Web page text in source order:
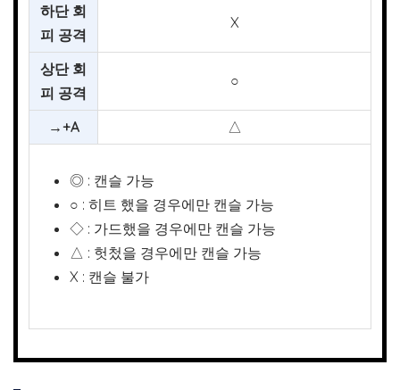
하단 회
피 공격
X
상단 회
피 공격
○
→+A △
◎ : 캔슬 가능
○ : 히트 했을 경우에만 캔슬 가능
◇ : 가드했을 경우에만 캔슬 가능
△ : 헛첬을 경우에만 캔슬 가능
X : 캔슬 불가